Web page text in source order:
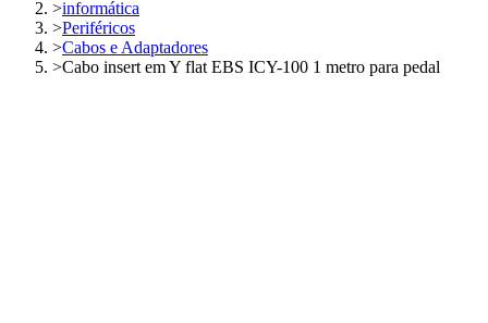
>informática
>Periféricos
>Cabos e Adaptadores
>Cabo insert em Y flat EBS ICY-100 1 metro para pedal